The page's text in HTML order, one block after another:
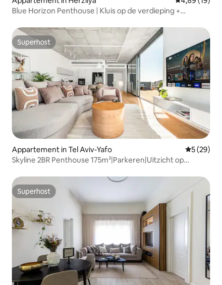
Blue Horizon Penthouse | Kluis op de verdieping +
Superhost
Superhost
Appartement in Tel Aviv-Yafo
5 (29)
Skyline 2BR Penthouse 175m²|Parkeren|Uitzicht op
Superhost
Superhost